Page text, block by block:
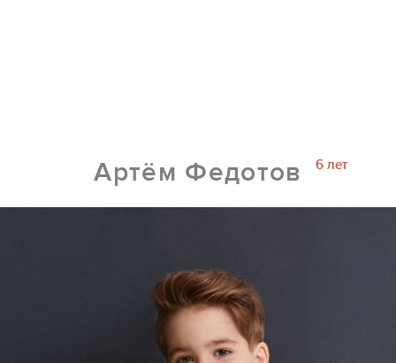
Артём Федотов 6 лет